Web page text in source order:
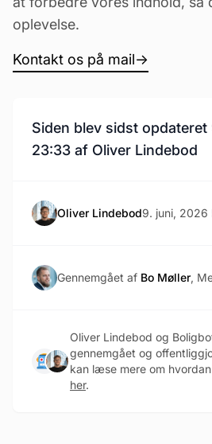
oplevelse.
Kontakt os på mail→
Siden blev sidst
23:33 af Oliver Lindebod
Oliver Lindebod9. juni, 2026
Gennemgået af Bo Møller,
Oliver Lindebod og
gennemgået og
kan læse mere om
her.